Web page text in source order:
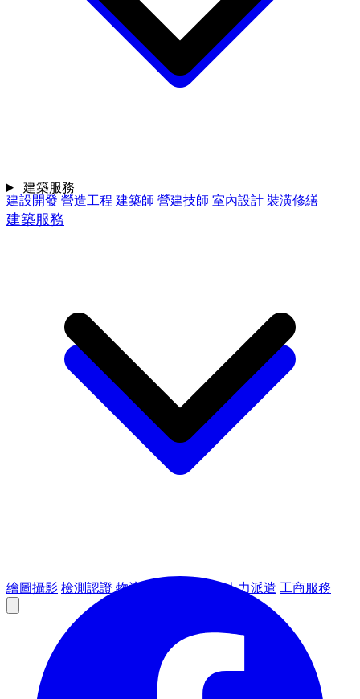
建設開發 營造工程 建築師 營建技師 室內設計 裝潢修繕
建築服務
繪圖攝影 檢測認證 物流倉儲 人力派遣 工商服務
建築服務